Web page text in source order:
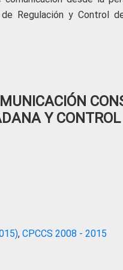
Regulación y Control
Y
, CPCCS 2008 - 2015